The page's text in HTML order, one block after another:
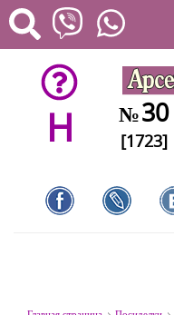
H №30
[1723]